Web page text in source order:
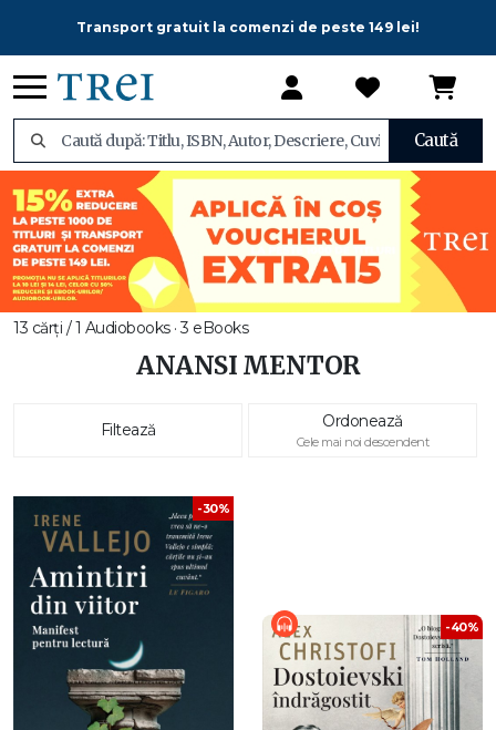
Transport gratuit la comenzi de peste 149 lei!
Caută
13 cărți / 1 Audiobooks · 3 eBooks
ANANSI MENTOR
Filtează Ordonează
Cele mai noi descendent
-30%
-40%